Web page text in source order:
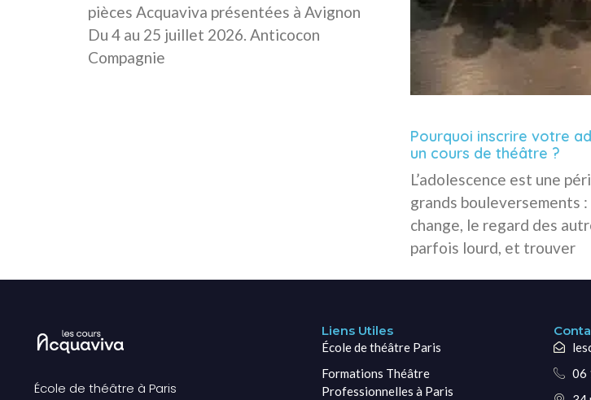
pièces Acquaviva présentées à Avignon
Du 4 au 25 juillet 2026. Anticocon
Compagnie
Pourquoi inscrire votre
un cours de théâtre ?
L’adolescence est une
grands bouleversements :
change, le regard des
parfois lourd, et trouver
École de théâtre à Paris
Liens Utiles
École de théâtre Paris
Formations Théâtre
Professionnelles à Paris
06